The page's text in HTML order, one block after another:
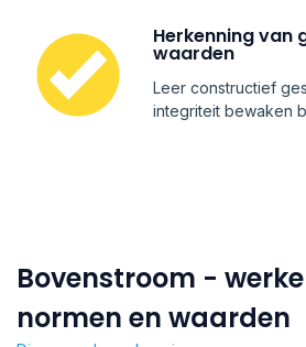
Herkenning van
waarden
Leer constructief
integriteit bewaken
Bovenstroom -
normen en waarden